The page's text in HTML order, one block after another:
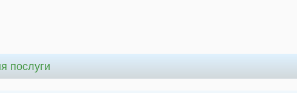
послуги